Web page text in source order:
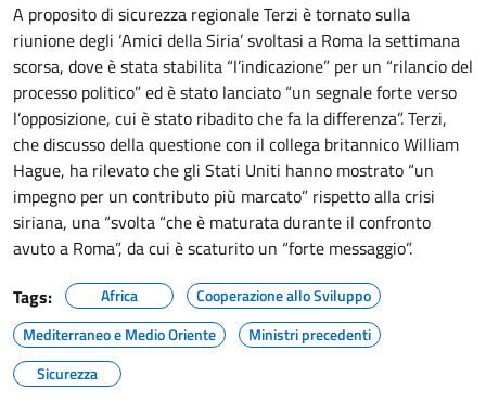
A proposito di sicurezza regionale Terzi è tornato sulla
riunione degli ‘Amici della Siria’ svoltasi a Roma la settimana
scorsa, dove è stata stabilita “l’indicazione” per un “rilancio del
processo politico” ed è stato lanciato “un segnale forte verso
l’opposizione, cui è stato ribadito che fa la differenza”. Terzi,
che discusso della questione con il collega britannico William
Hague, ha rilevato che gli Stati Uniti hanno mostrato “un
impegno per un contributo più marcato” rispetto alla crisi
siriana, una “svolta “che è maturata durante il confronto
avuto a Roma”, da cui è scaturito un “forte messaggio”.
Tags:
Africa
Cooperazione allo Sviluppo
Mediterraneo e Medio Oriente
Ministri precedenti
Sicurezza